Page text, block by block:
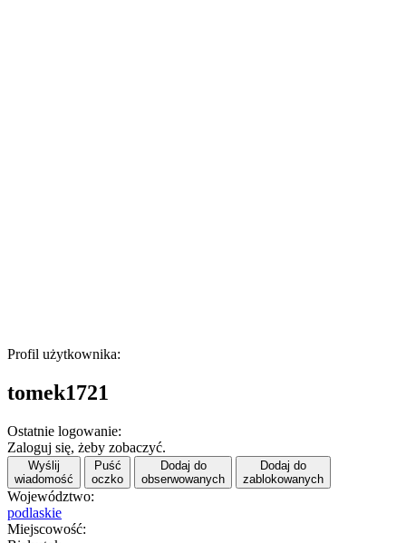
Profil użytkownika:
tomek1721
Ostatnie logowanie:
Zaloguj się, żeby zobaczyć.
Wyślij
wiadomość
Puść
oczko
Dodaj do
obserwowanych
Dodaj do
zablokowanych
Województwo:
podlaskie
Miejscowość: